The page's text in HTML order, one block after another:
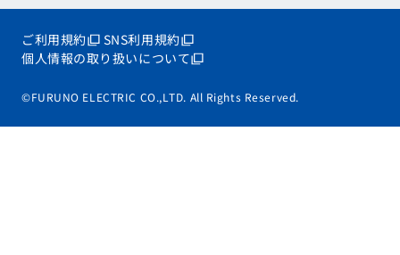
ご利用規約
SNS利用規約
個人情報の取り扱いについて
©FURUNO ELECTRIC CO.,LTD. All Rights Reserved.